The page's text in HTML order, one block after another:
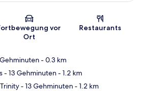
Karte
vor
Ort
Restaurants
- 0.3 km
- 13 Gehminuten- 1.2 km
- 13 Gehminuten- 1.2 km